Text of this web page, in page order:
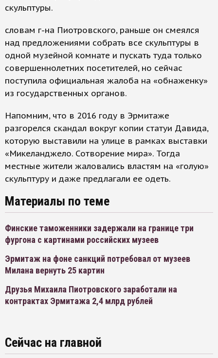
скульптуры.
словам г-на Пиотровского, раньше он смеялся
над предложениями собрать все скульптуры в
одной музейной комнате и пускать туда только
совершеннолетних посетителей, но сейчас
поступила официальная жалоба на «обнаженку»
из государственных органов.
Напомним, что в 2016 году в Эрмитаже
разгорелся скандал вокруг копии статуи Давида,
которую выставили на улице в рамках выставки
«Микеланджело. Сотворение мира». Тогда
местные жители жаловались властям на «голую»
скульптуру и даже предлагали ее одеть.
Материалы по теме
Финские таможенники задержали на границе три
фургона с картинами российских музеев
Эрмитаж на фоне санкций потребовал от музеев
Милана вернуть 25 картин
Друзья Михаила Пиотровского заработали на
контрактах Эрмитажа 2,4 млрд рублей
Сейчас на главной